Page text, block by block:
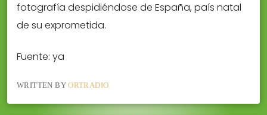
fotografía despidiéndose de España, país natal
de su exprometida.
Fuente: ya
WRITTEN BYORTRADIO